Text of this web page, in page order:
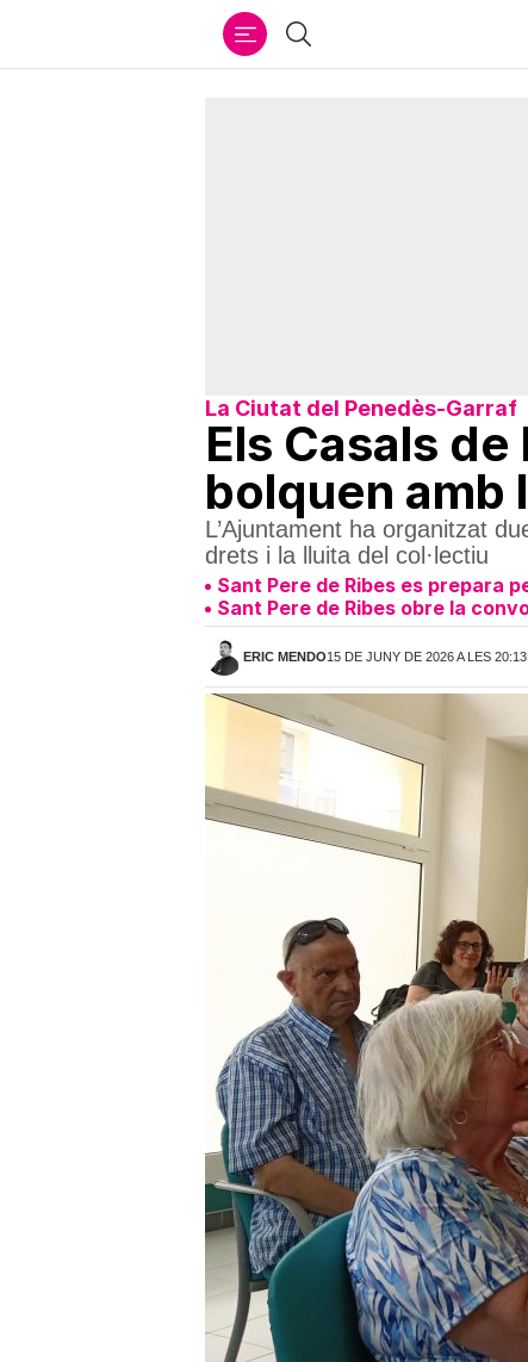
Cercar
La Ciutat del Penedès-Garraf
Els Casals
bolquen amb
L’Ajuntament ha organitzat
drets i la lluita del col·lectiu
Sant Pere de Ribes es prepara
Sant Pere de Ribes obre la
ERIC MENDO15 DE JUNY DE 2026 A LES